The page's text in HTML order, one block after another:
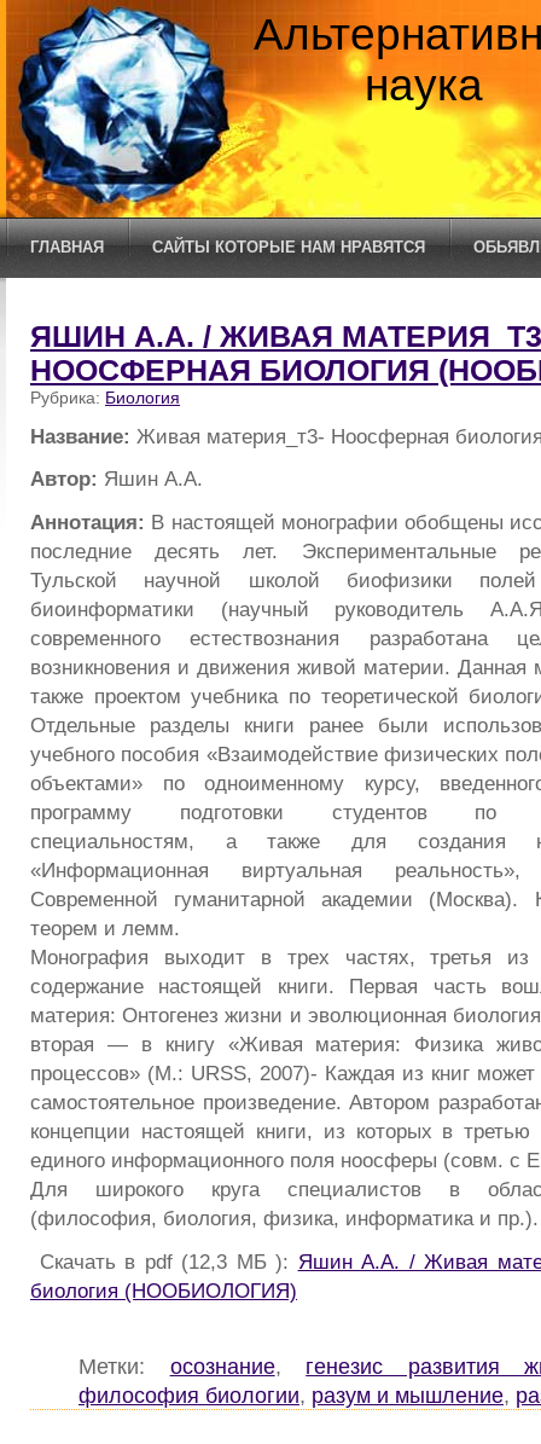
наука
ГЛАВНАЯ САЙТЫ КОТОРЫЕ НАМ НРАВЯТСЯ
ЯШИН А.А. / ЖИВАЯ
НООСФЕРНАЯ БИОЛОГИЯ
Рубрика: Биология
Название: Живая материя_т3- Ноосферная
Автор: Яшин А.А.
Аннотация: В настоящей монографии обобщены
последние десять лет. Экспериментальные
Тульской научной школой биофизики
биоинформатики (научный руководитель
современного естествознания разработана
возникновения и движения живой материи. Данная
также проектом учебника по теоретической
Отдельные разделы книги ранее были
учебного пособия «Взаимодействие физических
объектами» по одноименному курсу,
программу подготовки студентов по
специальностям, а также для создания
«Информационная виртуальная
Современной гуманитарной академии (Москва).
теорем и лемм.
Монография выходит в трех частях, третья из
содержание настоящей книги. Первая часть
материя: Онтогенез жизни и эволюционная
вторая — в книгу «Живая материя: Физика
процессов» (М.: URSS, 2007)- Каждая из книг может
самостоятельное произведение. Автором
концепции настоящей книги, из которых в
единого информационного поля ноосферы (совм.
Для широкого круга специалистов в
(философия, биология, физика, информатика и пр.).
Скачать в pdf (12,3 МБ ): Яшин А.А. / Живая
биология (НООБИОЛОГИЯ)
Метки: осознание, генезис развития
философия биологии, разум и мышление,